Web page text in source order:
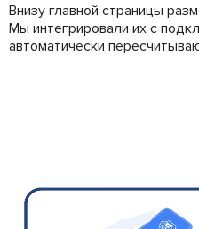
Внизу главной страницы
Мы интегрировали их с
автоматически